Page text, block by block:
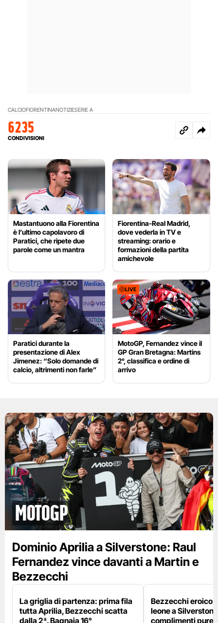
CALCIOFIORENTINANOTIZIESERIE A
6235
CONDIVISIONI
Mastantuono alla Fiorentina
è l’ultimo capolavoro di
Paratici, che ripete due
parole come un mantra
Fiorentina-Real Madrid,
dove vederla in TV e
streaming: orario e
formazioni della partita
amichevole
Paratici durante la
presentazione di Alex
Jimenez: “Solo domande di
calcio, altrimenti non farle”
LIVE
MotoGP, Fernandez vince il
GP Gran Bretagna: Martins
2°, classifica e ordine di
arrivo
motogp
Dominio Aprilia a Silverstone: Raul
Fernandez vince davanti a Martin e
Bezzecchi
La griglia di partenza: prima fila
tutta Aprilia, Bezzecchi scatta
dalla 2ª. Bagnaia 16°
Bezzecchi eroico
leone a
complimenti pure